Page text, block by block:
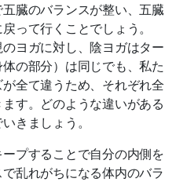
臓のバランスが整い、五臓
って行くことでしょう。
ヨガに対し、陰ヨガはター
の部分）は同じでも、私た
全て違うため、それぞれ全
す。どのような違いがある
きましょう。
プすることで自分の内側を
乱れがちになる体内のバラ